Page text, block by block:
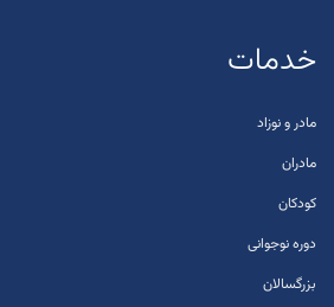
خدمات
مادر و نوزاد
مادران
کودکان
دوره نوجوانی
بزرگسالان